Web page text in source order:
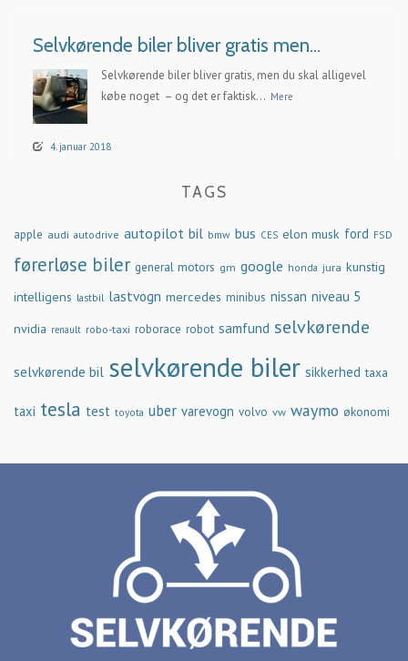
Selvkørende biler bliver gratis men…
Selvkørende biler bliver gratis, men du skal alligevel
købe noget – og det er faktisk... Mere
4. januar 2018
TAGS
apple audi autodrive autopilot bil bmw bus CES elon musk ford FSD
førerløse biler general motors gm google honda jura kunstig
intelligens lastbil lastvogn mercedes minibus nissan niveau 5
nvidia renault robo-taxi roborace robot samfund selvkørende
selvkørende bil selvkørende biler sikkerhed taxa
taxi tesla test toyota uber varevogn volvo vw waymo økonomi